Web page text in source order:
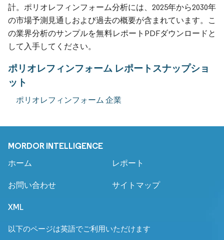
計。ポリオレフィンフォーム分析には、2025年から2030年
の市場予測見通しおよび過去の概要が含まれています。こ
の業界分析のサンプルを無料レポートPDFダウンロードと
して入手してください。
ポリオレフィンフォーム レポートスナップショ
ット
ポリオレフィンフォーム 企業
MORDOR INTELLIGENCE
ホーム レポート
お問い合わせ サイトマップ
XML
以下のページは英語でご利用いただけます